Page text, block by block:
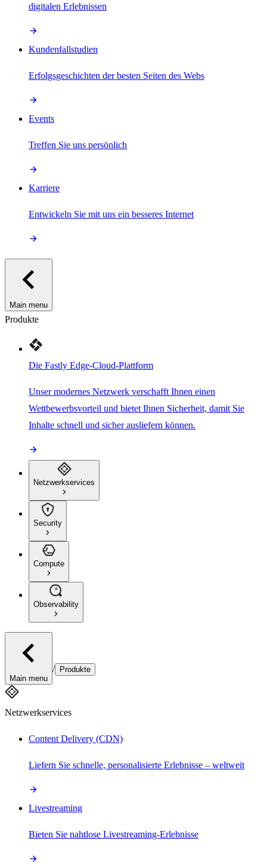
digitalen Erlebnissen
Kundenfallstudien
Erfolgsgeschichten der besten Seiten des Webs
Events
Treffen Sie uns persönlich
Karriere
Entwickeln Sie mit uns ein besseres Internet
Main menu
Produkte
Die Fastly Edge-Cloud-Plattform
Unser modernes Netzwerk verschafft Ihnen einen
Wettbewerbsvorteil und bietet Ihnen Sicherheit, damit Sie
Inhalte schnell und sicher ausliefern können.
Netzwerkservices
Security
Compute
Observability
Main menu
/ Produkte
Netzwerkservices
Content Delivery (CDN)
Liefern Sie schnelle, personalisierte Erlebnisse – weltweit
Livestreaming
Bieten Sie nahtlose Livestreaming-Erlebnisse